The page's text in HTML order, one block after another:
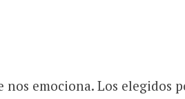
nos emociona. Los elegidos